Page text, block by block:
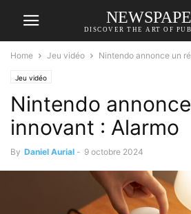
DISCOVER THE ART OF
Home Jeu vidéo Nintendo annonce un
Jeu vidéo
Nintendo
innovant : Alarmo
By Daniel Aurial - 9 octobre 2024